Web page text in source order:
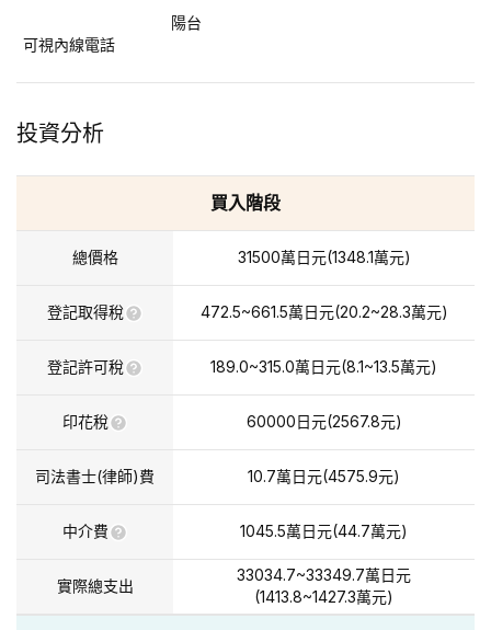
可視內線電話
陽台
投資分析
買入階段
總價格 31500萬日元(1348.1萬元)
登記取得稅 472.5~661.5萬日元(20.2~28.3萬元)
登記許可稅 189.0~315.0萬日元(8.1~13.5萬元)
印花稅 60000日元(2567.8元)
司法書士(律師)費 10.7萬日元(4575.9元)
中介費 1045.5萬日元(44.7萬元)
實際總支出
33034.7~33349.7萬日元
(1413.8~1427.3萬元)